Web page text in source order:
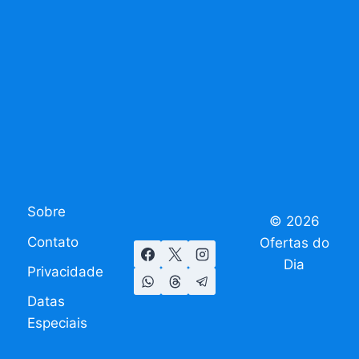
Sobre
Contato
Privacidade
Datas
Especiais
© 2026
Ofertas do
Dia